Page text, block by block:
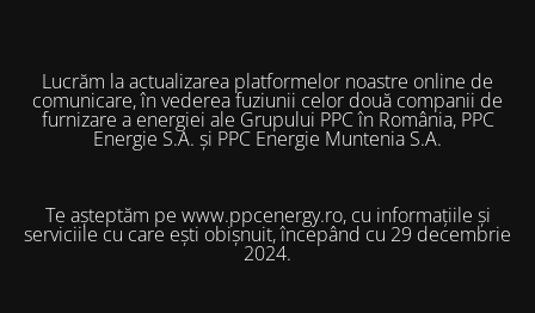
Lucrăm la actualizarea platformelor noastre online de
comunicare, în vederea fuziunii celor două companii de
furnizare a energiei ale Grupului PPC în România, PPC
Energie S.A. și PPC Energie Muntenia S.A.
Te așteptăm pe www.ppcenergy.ro, cu informațiile și
serviciile cu care ești obișnuit, începând cu 29 decembrie
2024.